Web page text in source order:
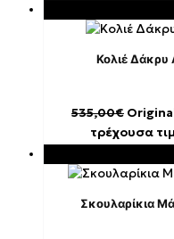
Κολιέ Δάκρυ
535,00€
τρέχουσα
Σκουλαρίκια